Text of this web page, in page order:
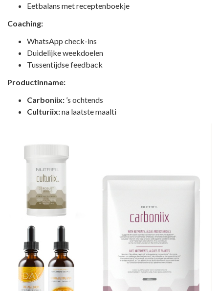
Eetbalans met receptenboekje
Coaching:
WhatsApp check-ins
Duidelijke weekdoelen
Tussentijdse feedback
Productinname:
Carboniix: ’s ochtends
Culturiix:na laatste maalti